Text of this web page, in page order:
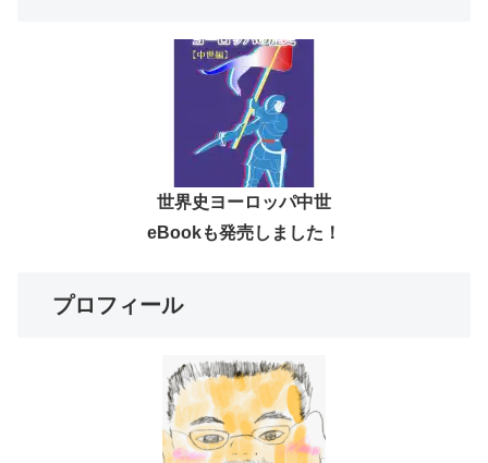
世界史ヨーロッパ中世
eBookも発売しました！
プロフィール